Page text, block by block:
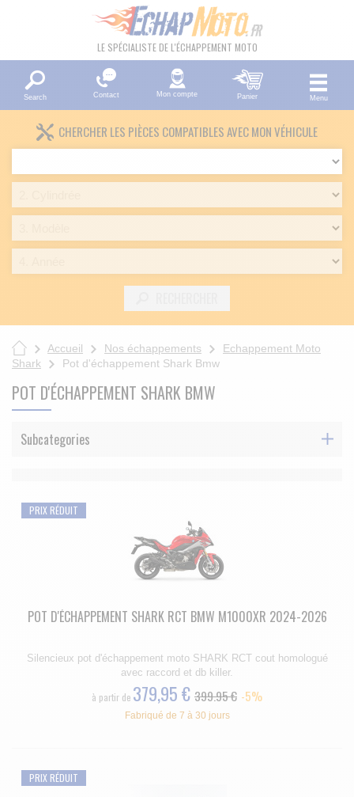
LE SPÉCIALISTE DE L'ÉCHAPPEMENT MOTO
Search Contact Mon compte Panier Menu
CHERCHER LES PIÈCES COMPATIBLES AVEC MON VÉHICULE
Accueil Nos échappements
Echappement Moto
Shark
Pot d'échappement Shark Bmw
POT D'ÉCHAPPEMENT SHARK BMW
Subcategories
PRIX RÉDUIT
POT D'ÉCHAPPEMENT SHARK RCT BMW M1000XR 2024-2026
Silencieux pot d'échappement moto SHARK RCT cout homologué
avec raccord et db killer.
à partir de 379,95 € 399.95 € -5%
Fabriqué de 7 à 30 jours
PRIX RÉDUIT